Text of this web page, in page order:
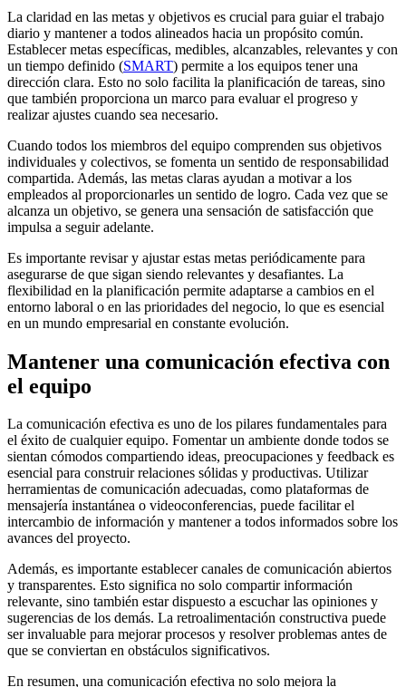
La claridad en las metas y objetivos es crucial para guiar el trabajo
diario y mantener a todos alineados hacia un propósito común.
Establecer metas específicas, medibles, alcanzables, relevantes y con
un tiempo definido (SMART) permite a los equipos tener una
dirección clara. Esto no solo facilita la planificación de tareas, sino
que también proporciona un marco para evaluar el progreso y
realizar ajustes cuando sea necesario.
Cuando todos los miembros del equipo comprenden sus objetivos
individuales y colectivos, se fomenta un sentido de responsabilidad
compartida. Además, las metas claras ayudan a motivar a los
empleados al proporcionarles un sentido de logro. Cada vez que se
alcanza un objetivo, se genera una sensación de satisfacción que
impulsa a seguir adelante.
Es importante revisar y ajustar estas metas periódicamente para
asegurarse de que sigan siendo relevantes y desafiantes. La
flexibilidad en la planificación permite adaptarse a cambios en el
entorno laboral o en las prioridades del negocio, lo que es esencial
en un mundo empresarial en constante evolución.
Mantener una comunicación efectiva con
el equipo
La comunicación efectiva es uno de los pilares fundamentales para
el éxito de cualquier equipo. Fomentar un ambiente donde todos se
sientan cómodos compartiendo ideas, preocupaciones y feedback es
esencial para construir relaciones sólidas y productivas. Utilizar
herramientas de comunicación adecuadas, como plataformas de
mensajería instantánea o videoconferencias, puede facilitar el
intercambio de información y mantener a todos informados sobre los
avances del proyecto.
Además, es importante establecer canales de comunicación abiertos
y transparentes. Esto significa no solo compartir información
relevante, sino también estar dispuesto a escuchar las opiniones y
sugerencias de los demás. La retroalimentación constructiva puede
ser invaluable para mejorar procesos y resolver problemas antes de
que se conviertan en obstáculos significativos.
En resumen, una comunicación efectiva no solo mejora la